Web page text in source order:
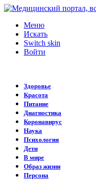
Меню
Искать
Switch skin
Войти
Здоровье
Красота
Питание
Диагностика
Коронавирус
Наука
Психология
Дети
В мире
Образ жизни
Персона